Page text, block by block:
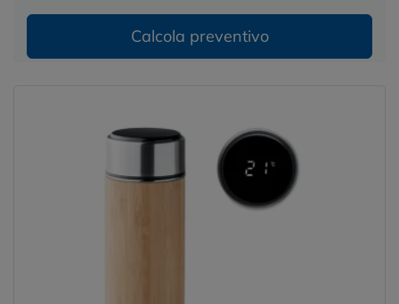
Calcola preventivo